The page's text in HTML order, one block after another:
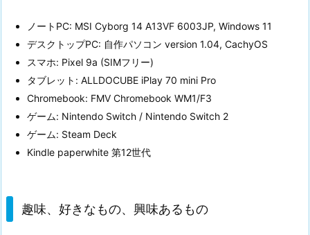
ノートPC: MSI Cyborg 14 A13VF 6003JP, Windows 11
デスクトップPC: 自作パソコン version 1.04, CachyOS
スマホ: Pixel 9a (SIMフリー)
タブレット: ALLDOCUBE iPlay 70 mini Pro
Chromebook: FMV Chromebook WM1/F3
ゲーム: Nintendo Switch / Nintendo Switch 2
ゲーム: Steam Deck
Kindle paperwhite 第12世代
趣味、好きなもの、興味あるもの